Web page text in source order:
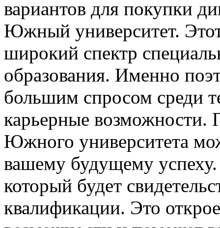
вариантов для покупки
Южный университет. Этот
широкий спектр
образования. Именно
большим спросом среди
карьерные
Южного университета
вашему будущему
который будет
квалификации. Это